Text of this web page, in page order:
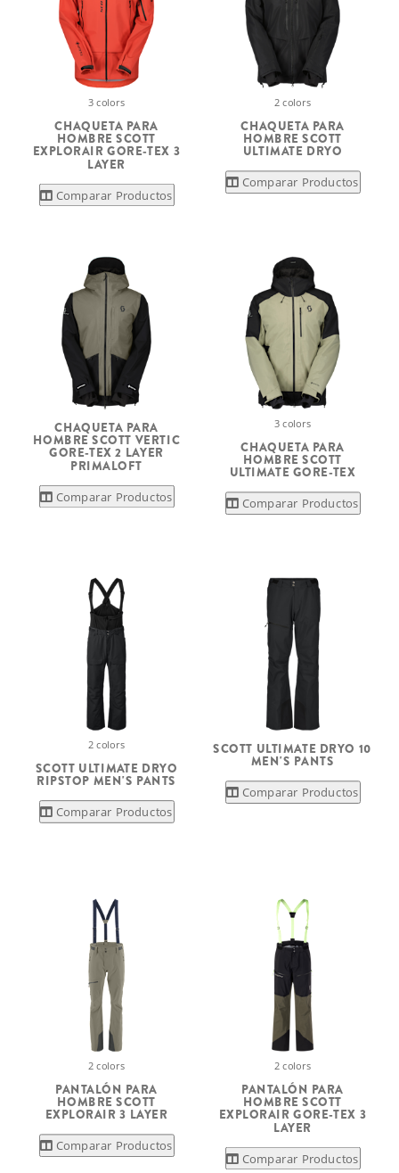
3 colors
CHAQUETA PARA
HOMBRE SCOTT
EXPLORAIR GORE-TEX 3
LAYER
Comparar Productos
2 colors
CHAQUETA PARA
HOMBRE SCOTT
ULTIMATE DRYO
Comparar Productos
CHAQUETA PARA
HOMBRE SCOTT VERTIC
GORE-TEX 2 LAYER
PRIMALOFT
Comparar Productos
3 colors
CHAQUETA PARA
HOMBRE SCOTT
ULTIMATE GORE-TEX
Comparar Productos
2 colors
SCOTT ULTIMATE DRYO
RIPSTOP MEN'S PANTS
Comparar Productos
SCOTT ULTIMATE DRYO 10
MEN'S PANTS
Comparar Productos
2 colors
PANTALÓN PARA
HOMBRE SCOTT
EXPLORAIR 3 LAYER
Comparar Productos
2 colors
PANTALÓN PARA
HOMBRE SCOTT
EXPLORAIR GORE-TEX 3
LAYER
Comparar Productos